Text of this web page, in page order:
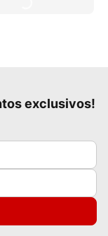
exclusivos!